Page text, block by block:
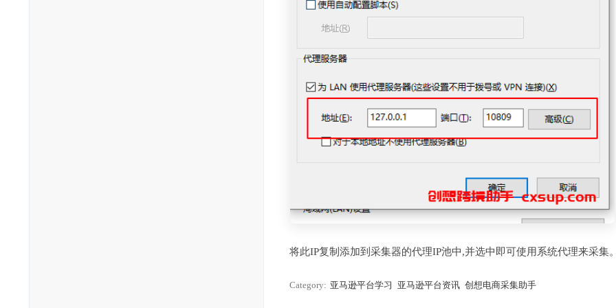
将此IP复制添加到采集器的代理IP池中,并选中即可使用系统代理来采集
Category: 亚马逊平台学习 亚马逊平台资讯 创想电商采集助手